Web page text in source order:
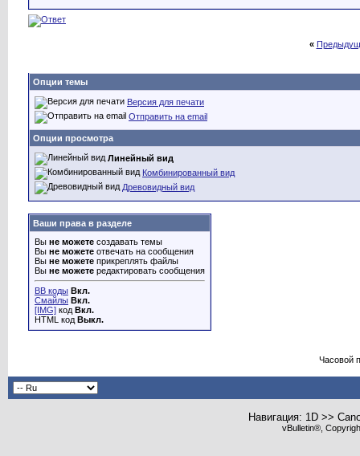
«
Опции темы
Версия для печати
Отправить на email
Опции просмотра
Линейный вид
Комбинированный вид
Древовидный вид
Ваши права в разделе
Вы не можете создавать темы
Вы не можете отвечать на сообщения
Вы не можете прикреплять файлы
Вы не можете редактировать сообщения
BB коды Вкл.
Смайлы Вкл.
[IMG] код Вкл.
HTML код Выкл.
Часовой
Навигация: 1D >>
vBulletin®,